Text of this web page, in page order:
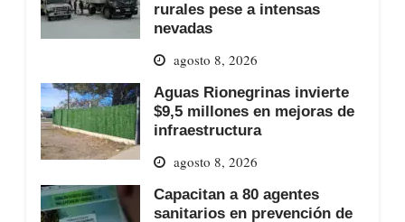
rurales pese a intensas
nevadas
agosto 8, 2026
Aguas Rionegrinas invierte
$9,5 millones en mejoras de
infraestructura
agosto 8, 2026
Capacitan a 80 agentes
sanitarios en prevención de